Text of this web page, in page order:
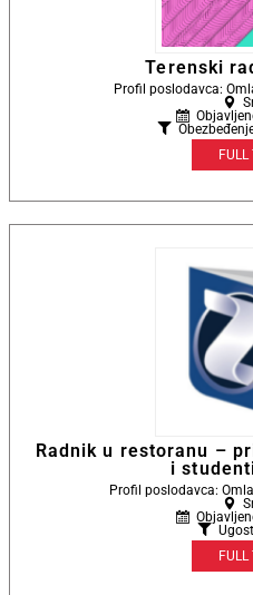
Terenski
Profil poslodavca:
FULL
Radnik u restoranu –
i
Profil poslodavca:
FULL